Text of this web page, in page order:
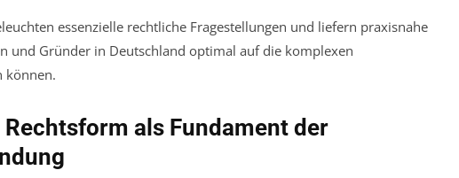
essenzielle rechtliche Fragestellungen und liefern praxisnahe
und Gründer in Deutschland optimal auf die komplexen
können.
als Fundament der